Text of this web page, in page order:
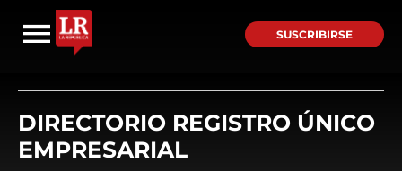
SUSCRIBIRSE
DIRECTORIO REGISTRO ÚNICO
EMPRESARIAL